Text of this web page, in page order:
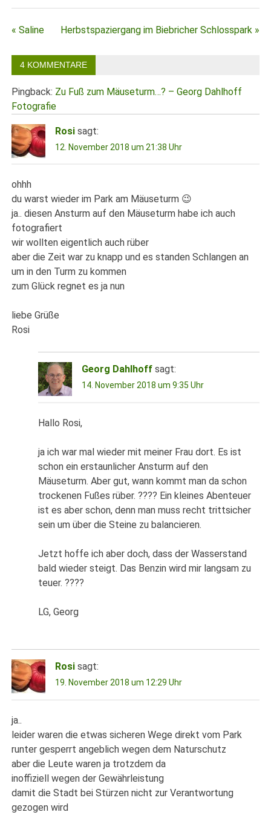
Beitragsnavigation
« Saline Herbstspaziergang im Biebricher Schlosspark »
4 KOMMENTARE
Pingback: Zu Fuß zum Mäuseturm…? – Georg Dahlhoff
Fotografie
Rosi sagt:
12. November 2018 um 21:38 Uhr
ohhh
du warst wieder im Park am Mäuseturm 😉
ja.. diesen Ansturm auf den Mäuseturm habe ich auch
fotografiert
wir wollten eigentlich auch rüber
aber die Zeit war zu knapp und es standen Schlangen an
um in den Turm zu kommen
zum Glück regnet es ja nun
liebe Grüße
Rosi
Georg Dahlhoff sagt:
14. November 2018 um 9:35 Uhr
Hallo Rosi,
ja ich war mal wieder mit meiner Frau dort. Es ist
schon ein erstaunlicher Ansturm auf den
Mäuseturm. Aber gut, wann kommt man da schon
trockenen Fußes rüber. ???? Ein kleines Abenteuer
ist es aber schon, denn man muss recht trittsicher
sein um über die Steine zu balancieren.
Jetzt hoffe ich aber doch, dass der Wasserstand
bald wieder steigt. Das Benzin wird mir langsam zu
teuer. ????
LG, Georg
Rosi sagt:
19. November 2018 um 12:29 Uhr
ja..
leider waren die etwas sicheren Wege direkt vom Park
runter gesperrt angeblich wegen dem Naturschutz
aber die Leute waren ja trotzdem da
inoffiziell wegen der Gewährleistung
damit die Stadt bei Stürzen nicht zur Verantwortung
gezogen wird